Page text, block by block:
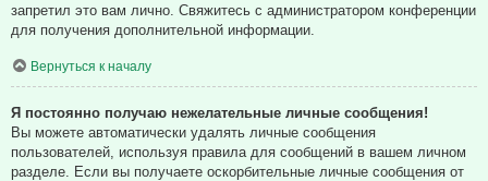
запретил это вам лично. Свяжитесь с администратором конференции
для получения дополнительной информации.
Вернуться к началу
Я постоянно получаю нежелательные личные сообщения!
Вы можете автоматически удалять личные сообщения
пользователей, используя правила для сообщений в вашем личном
разделе. Если вы получаете оскорбительные личные сообщения от